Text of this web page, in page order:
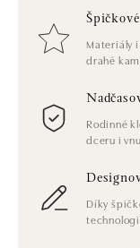
Špičkové
Materiály
drahé
Rodinné
dceru i
Díky